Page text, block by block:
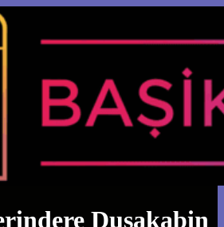
Duşakabin